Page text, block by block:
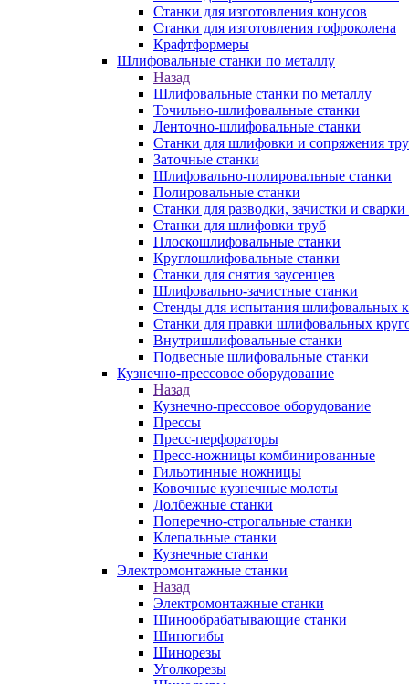
Станки для изготовления конусов
Станки для изготовления гофроколена
Крафтформеры
Шлифовальные станки по металлу
Назад
Шлифовальные станки по металлу
Точильно-шлифовальные станки
Ленточно-шлифовальные станки
Станки для шлифовки и сопряжения
Заточные станки
Шлифовально-полировальные станки
Полировальные станки
Станки для разводки, зачистки и сварки
Станки для шлифовки труб
Плоскошлифовальные станки
Круглошлифовальные станки
Станки для снятия заусенцев
Шлифовально-зачистные станки
Стенды для испытания шлифовальных
Станки для правки шлифовальных
Внутришлифовальные станки
Подвесные шлифовальные станки
Кузнечно-прессовое оборудование
Назад
Кузнечно-прессовое оборудование
Прессы
Пресс-перфораторы
Пресс-ножницы комбинированные
Гильотинные ножницы
Ковочные кузнечные молоты
Долбежные станки
Поперечно-строгальные станки
Клепальные станки
Кузнечные станки
Электромонтажные станки
Назад
Электромонтажные станки
Шинообрабатывающие станки
Шиногибы
Шинорезы
Уголкорезы